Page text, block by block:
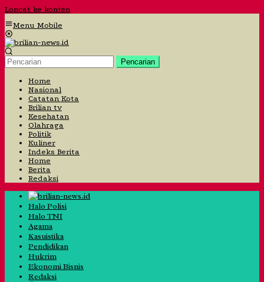
Loncat ke konten
Menu Mobile
Pencarian
Home
Nasional
Catatan Kota
Brilian tv
Kesehatan
Olahraga
Politik
Kuliner
Indeks Berita
Home
Berita
Redaksi
Halo Polisi
Halo TNI
Agama
Kasuistika
Pendidikan
Hukrim
Ekonomi Bisnis
Redaksi